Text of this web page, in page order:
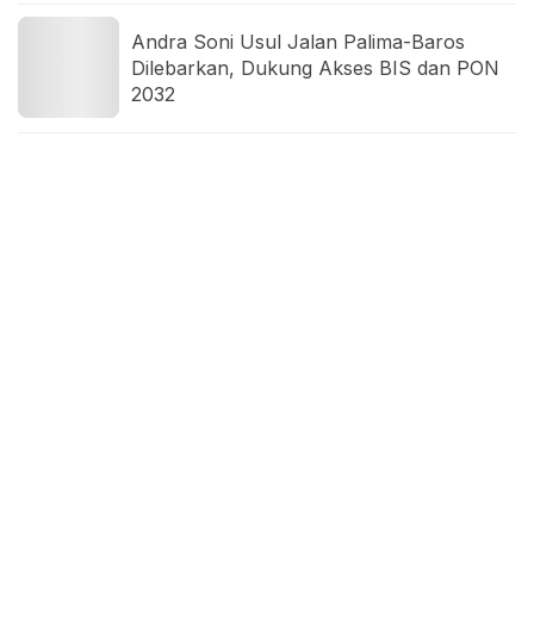
Andra Soni Usul Jalan Palima-Baros
Dilebarkan, Dukung Akses BIS dan PON
2032